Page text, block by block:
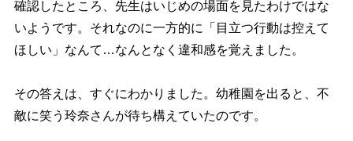
確認したところ、先生はいじめの場面を見たわけではな
いようです。それなのに一方的に「目立つ行動は控えて
ほしい」なんて…なんとなく違和感を覚えました。
その答えは、すぐにわかりました。幼稚園を出ると、不
敵に笑う玲奈さんが待ち構えていたのです。